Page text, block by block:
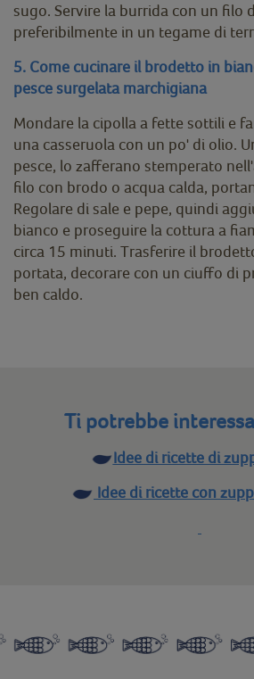
sugo. Servire la burrida con un filo
preferibilmente in un tegame di
5. Come cucinare il brodetto in
pesce surgelata marchigiana
Mondare la cipolla a fette sottili e
una casseruola con un po' di olio.
pesce, lo zafferano stemperato
filo con brodo o acqua calda,
Regolare di sale e pepe, quindi
bianco e proseguire la cottura a
circa 15 minuti. Trasferire il
portata, decorare con un ciuffo di
ben caldo.
Ti potrebbe
Idee di ricette di
Idee di ricette con